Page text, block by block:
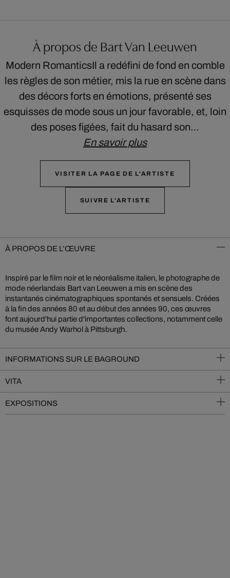
À propos de Bart Van Leeuwen
Modern RomanticsIl a redéfini de fond en comble
les règles de son métier, mis la rue en scène dans
des décors forts en émotions, présenté ses
esquisses de mode sous un jour favorable, et, loin
des poses figées, fait du hasard son…
En savoir plus
VISITER LA PAGE DE L'ARTISTE
SUIVRE L'ARTISTE
À PROPOS DE L’ŒUVRE
Inspiré par le film noir et le néoréalisme italien, le photographe de
mode néerlandais Bart van Leeuwen a mis en scène des
instantanés cinématographiques spontanés et sensuels. Créées
à la fin des années 80 et au début des années 90, ces œuvres
font aujourd'hui partie d'importantes collections, notamment celle
du musée Andy Warhol à Pittsburgh.
INFORMATIONS SUR LE BAGROUND
VITA
EXPOSITIONS